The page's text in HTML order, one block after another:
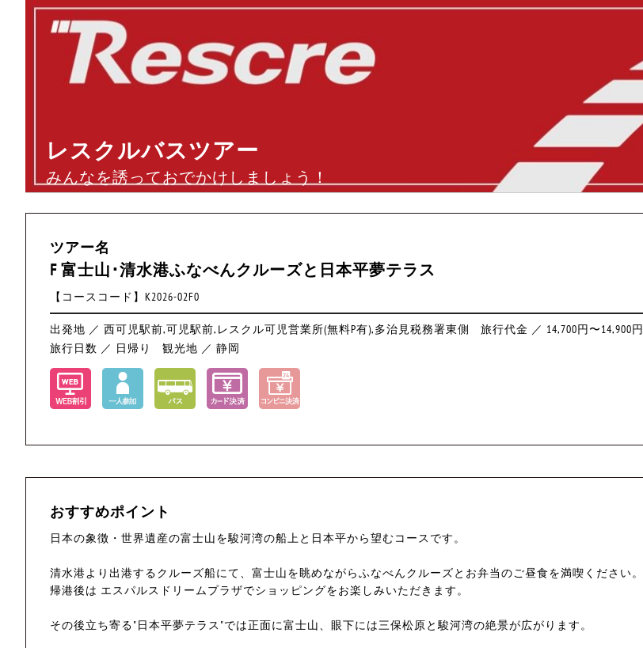
レスクルバスツアー
みんなを誘っておでかけしましょう！
ツアー名
F 富士山･清水港ふなべんクルーズと日本平夢テラス
【コースコード】K2026-02F0
出発地 ／ 西可児駅前,可児駅前,レスクル可児営業所(無料P有),多治見税務署東側
旅行代金 ／ 14,700円〜14,900円
旅行日数 ／ 日帰り
観光地 ／ 静岡
おすすめポイント
日本の象徴・世界遺産の富士山を駿河湾の船上と日本平から望むコースです。
清水港より出港するクルーズ船にて、富士山を眺めながらふなべんクルーズとお弁当のご昼食を満喫ください。
帰港後は エスパルスドリームプラザでショッピングをお楽しみいただきます。
その後立ち寄る"日本平夢テラス"では正面に富士山、眼下には三保松原と駿河湾の絶景が広がります。